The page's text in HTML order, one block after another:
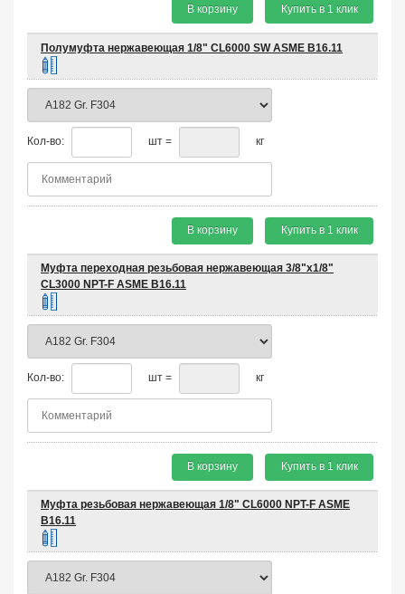
В корзину Купить в 1 клик
Полумуфта нержавеющая 1/8" CL6000 SW ASME B16.11
Кол-во: шт = кг
В корзину Купить в 1 клик
Муфта переходная резьбовая нержавеющая 3/8"х1/8"
CL3000 NPT-F ASME B16.11
Кол-во: шт = кг
В корзину Купить в 1 клик
Муфта резьбовая нержавеющая 1/8" CL6000 NPT-F ASME
B16.11